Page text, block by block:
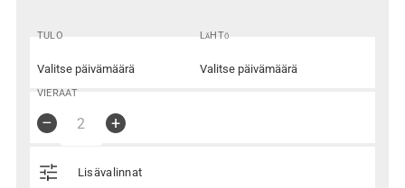
TULO LäHTö
VIERAAT
– +
Lisävalinnat